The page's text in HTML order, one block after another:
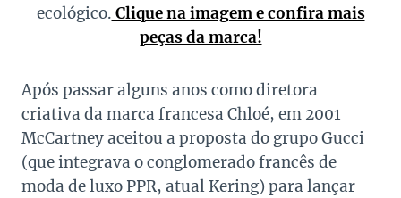
ecológico. Clique na imagem e confira mais
peças da marca!
Após passar alguns anos como diretora
criativa da marca francesa Chloé, em 2001
McCartney aceitou a proposta do grupo Gucci
(que integrava o conglomerado francês de
moda de luxo PPR, atual Kering) para lançar